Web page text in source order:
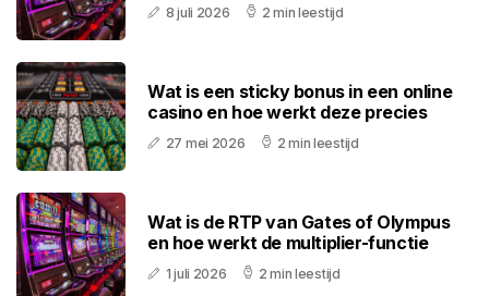
8 juli 2026 2 min leestijd
Wat is een sticky bonus in een online
casino en hoe werkt deze precies
27 mei 2026 2 min leestijd
Wat is de RTP van Gates of Olympus
en hoe werkt de multiplier-functie
1 juli 2026 2 min leestijd